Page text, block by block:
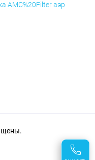
AMC%20Filter аэр